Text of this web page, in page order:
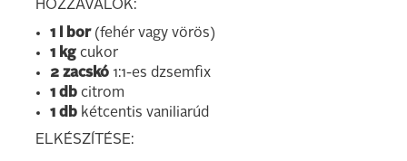
HOZZÁVALÓK:
1 l bor(fehér vagy vörös)
1 kg cukor
2 zacskó 1:1-es dzsemfix
1 db citrom
1 db kétcentis vaniliarúd
ELKÉSZÍTÉSE: